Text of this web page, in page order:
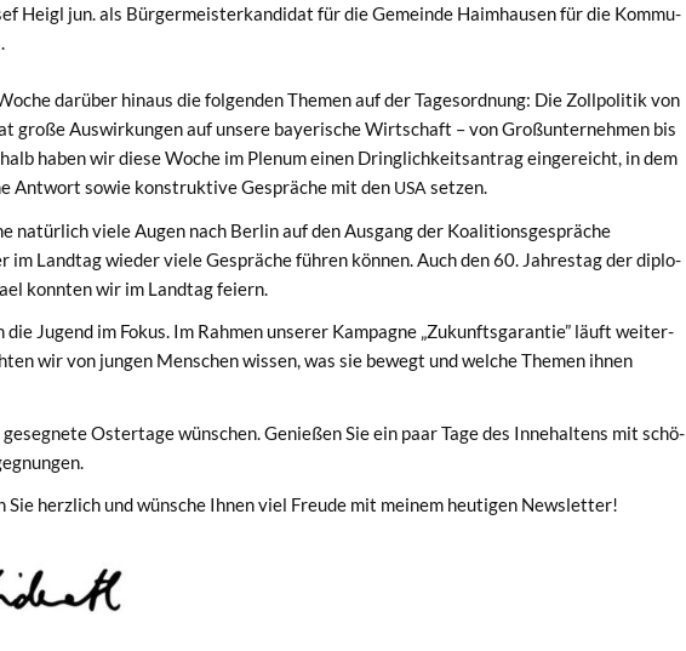
Hei­gl jun. als Bürg­er­meis­terkan­di­dat für die Gemeinde Haimhausen für die Kom­mu­
darüber hin­aus die fol­gen­den The­men auf der Tage­sor­d­nung: Die Zollpoli­tik von
große Auswirkun­gen auf unsere bay­erische Wirtschaft – von Großun­ternehmen bis
haben wir diese Woche im Plenum einen Dringlichkeit­santrag ein­gere­icht, in dem
Antwort sowie kon­struk­tive Gespräche mit den USA setzen.
natür­lich viele Augen nach Berlin auf den Aus­gang der Koali­tion­s­ge­spräche
im Land­tag wieder viele Gespräche führen kön­nen. Auch den 60. Jahrestag der diplo­
kon­nten wir im Land­tag feiern.
Jugend im Fokus. Im Rah­men unser­er Kam­pagne „Zukun­fts­garantie” läuft weit­er­
wir von jun­gen Men­schen wis­sen, was sie bewegt und welche The­men ihnen
Ostertage wün­schen. Genießen Sie ein paar Tage des Innehal­tens mit schö­
her­zlich und wün­sche Ihnen viel Freude mit meinem heuti­gen Newsletter!